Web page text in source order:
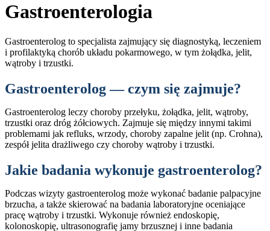
Gastroenterologia
Gastroenterolog to specjalista zajmujący się diagnostyką, leczeniem
i profilaktyką chorób układu pokarmowego, w tym żołądka, jelit,
wątroby i trzustki.
Gastroenterolog — czym się zajmuje?
Gastroenterolog leczy choroby przełyku, żołądka, jelit, wątroby,
trzustki oraz dróg żółciowych. Zajmuje się między innymi takimi
problemami jak refluks, wrzody, choroby zapalne jelit (np. Crohna),
zespół jelita drażliwego czy choroby wątroby i trzustki.
Jakie badania wykonuje gastroenterolog?
Podczas wizyty gastroenterolog może wykonać badanie palpacyjne
brzucha, a także skierować na badania laboratoryjne oceniające
pracę wątroby i trzustki. Wykonuje również endoskopię,
kolonoskopię, ultrasonografię jamy brzusznej i inne badania